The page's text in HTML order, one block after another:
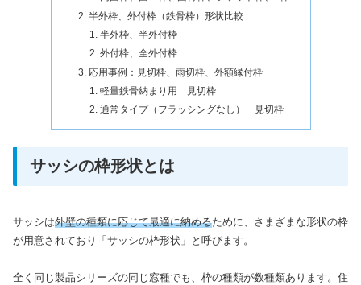
半外枠、外付枠（鉄骨枠）形状比較
半外枠、半外付枠
外付枠、全外付枠
応用事例：見切枠、雨切枠、外額縁付枠
軽量鉄骨納まり用 見切枠
通常タイプ（フラッシングなし） 見切枠
サッシの枠形状とは
サッシは外壁の種類に応じて最適に納めるために、さまざまな形状の枠
が用意されており「サッシの枠形状」と呼びます。
全く同じ製品シリーズの同じ窓種でも、枠の種類が数種類あります。住